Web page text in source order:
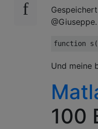
Gespeichert
@Giuseppe.
Und meine
100